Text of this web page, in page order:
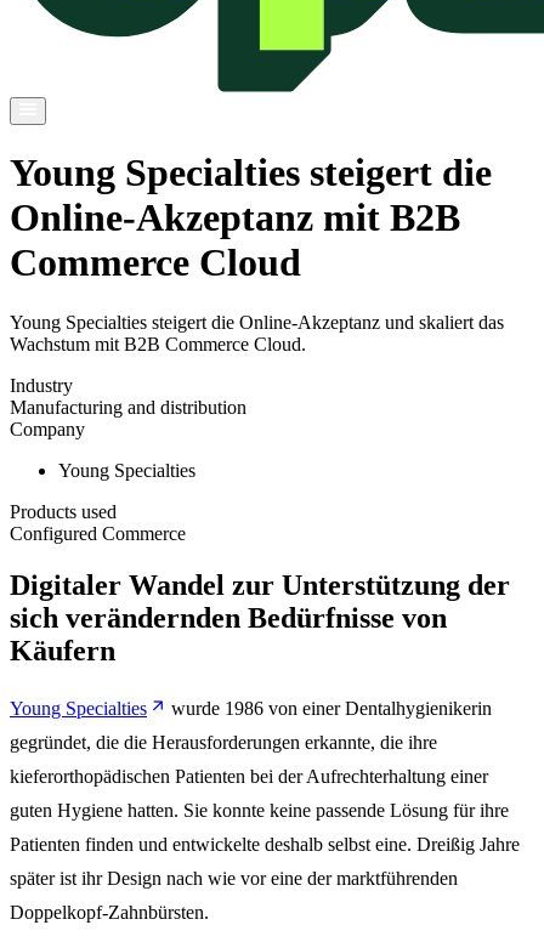
Young Specialties steigert die
Online-Akzeptanz mit B2B
Commerce Cloud
Young Specialties steigert die Online-Akzeptanz und skaliert das
Wachstum mit B2B Commerce Cloud.
Industry
Manufacturing and distribution
Company
Young Specialties
Products used
Configured Commerce
Digitaler Wandel zur Unterstützung der
sich verändernden Bedürfnisse von
Käufern
Young Specialties
wurde 1986 von einer Dentalhygienikerin
gegründet, die die Herausforderungen erkannte, die ihre
kieferorthopädischen Patienten bei der Aufrechterhaltung einer
guten Hygiene hatten. Sie konnte keine passende Lösung für ihre
Patienten finden und entwickelte deshalb selbst eine. Dreißig Jahre
später ist ihr Design nach wie vor eine der marktführenden
Doppelkopf-Zahnbürsten.